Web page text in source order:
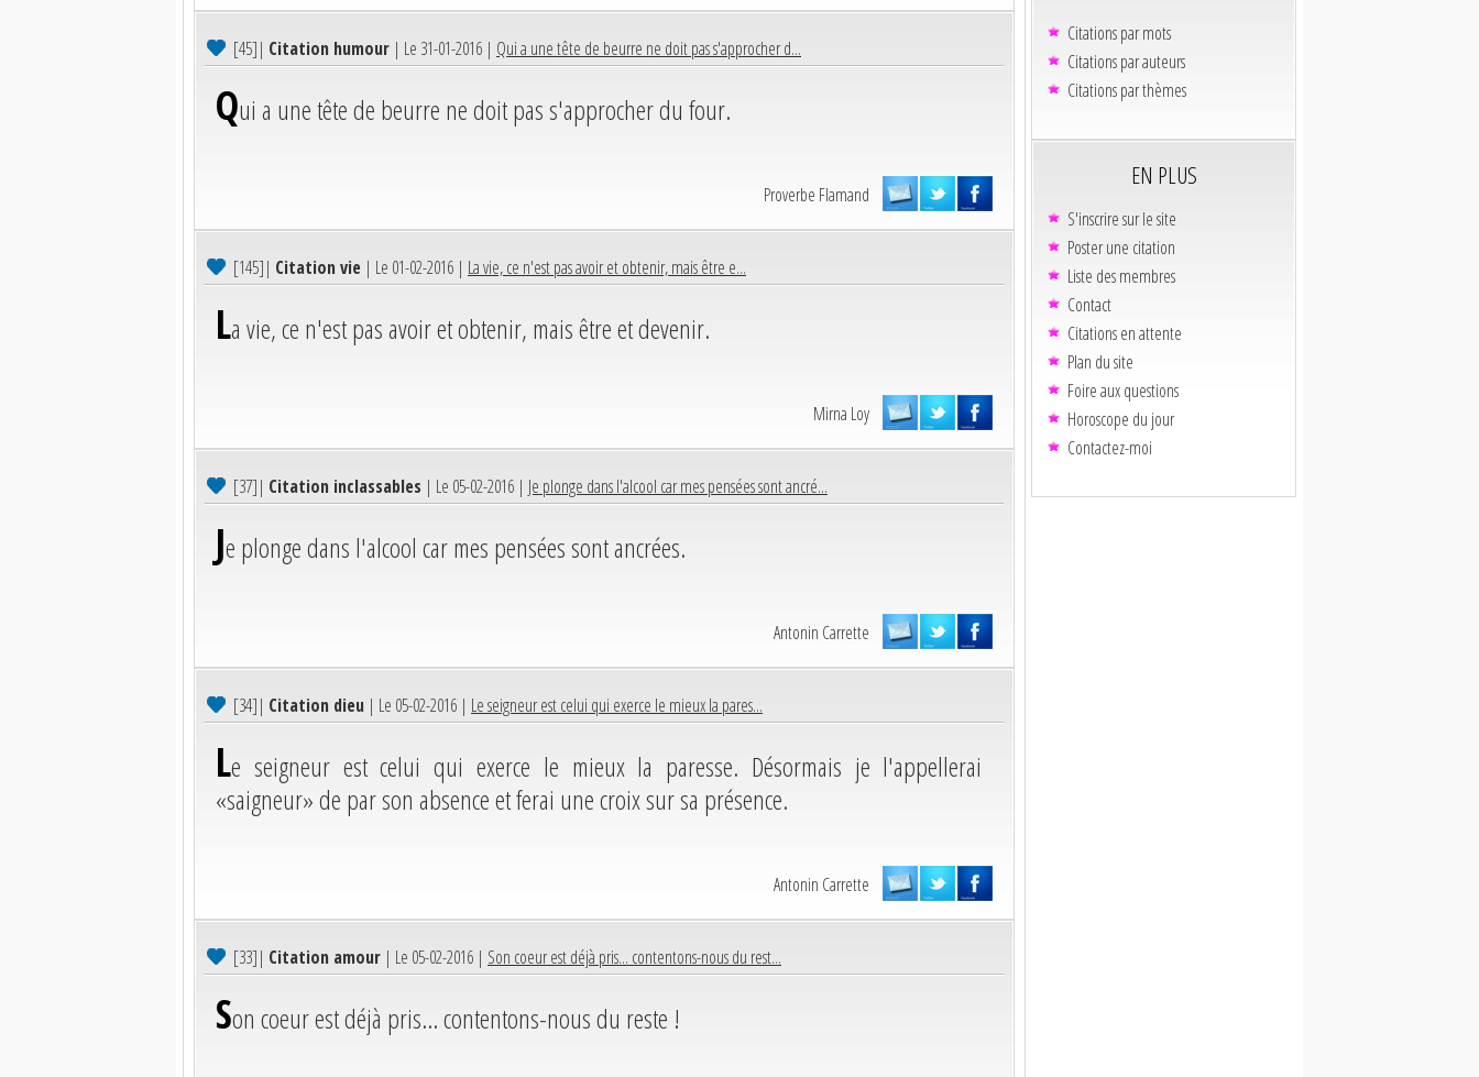
[45]| Citation humour | Le 31-01-2016 | Qui a une tête de beurre ne doit pas s'approcher d...
Qui a une tête de beurre ne doit pas s'approcher du four.
Proverbe Flamand
[145]| Citation vie | Le 01-02-2016 | La vie, ce n'est pas avoir et obtenir, mais être e...
La vie, ce n'est pas avoir et obtenir, mais être et devenir.
Mirna Loy
[37]| Citation inclassables | Le 05-02-2016 | Je plonge dans l'alcool car mes pensées sont ancré...
Je plonge dans l'alcool car mes pensées sont ancrées.
Antonin Carrette
[34]| Citation dieu | Le 05-02-2016 | Le seigneur est celui qui exerce le mieux la pares...
Le seigneur est celui qui exerce le mieux la paresse. Désormais je l'appellerai
«saigneur» de par son absence et ferai une croix sur sa présence.
Antonin Carrette
[33]| Citation amour | Le 05-02-2016 | Son coeur est déjà pris... contentons-nous du rest...
Son coeur est déjà pris... contentons-nous du reste !
Citations par mots
Citations par auteurs
Citations par thèmes
EN PLUS
S'inscrire sur le site
Poster une citation
Liste des membres
Contact
Citations en attente
Plan du site
Foire aux questions
Horoscope du jour
Contactez-moi